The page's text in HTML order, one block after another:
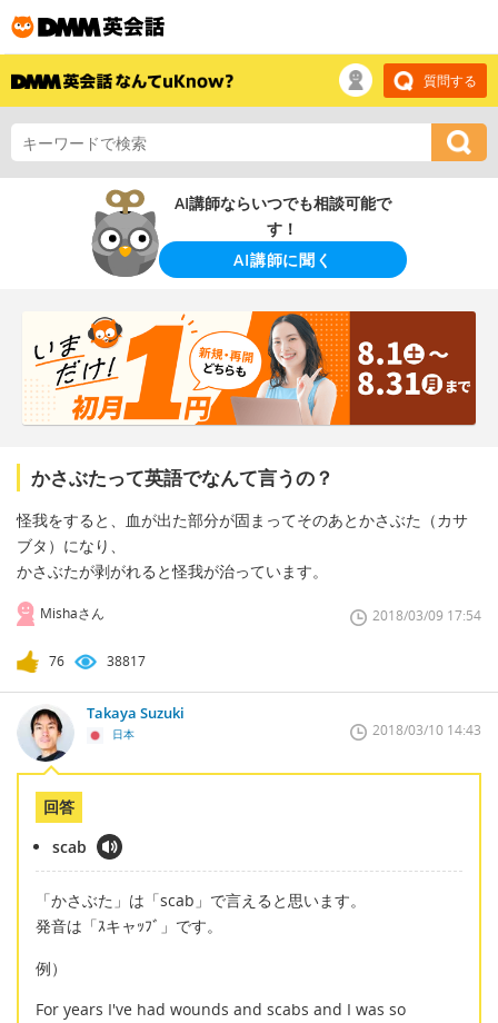
質問する
AI講師ならいつでも相談可能で
す！
AI講師に聞く
かさぶたって英語でなんて言うの？
怪我をすると、血が出た部分が固まってそのあとかさぶた（カサ
ブタ）になり、
かさぶたが剥がれると怪我が治っています。
Mishaさん 2018/03/09 17:54
76 38817
Takaya Suzuki
日本 2018/03/10 14:43
回答
scab
「かさぶた」は「scab」で言えると思います。
発音は「ｽキャｯﾌﾞ」です。
例）
For years I've had wounds and scabs and I was so